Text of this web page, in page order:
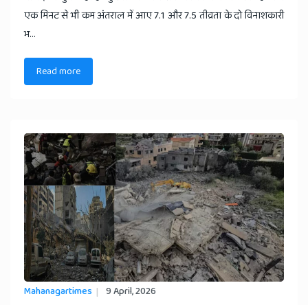
एक मिनट से भी कम अंतराल में आए 7.1 और 7.5 तीव्रता के दो विनाशकारी
भ...
Read more
Mahanagartimes 9 April, 2026